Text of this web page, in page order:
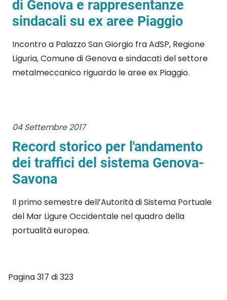
di Genova e rappresentanze
sindacali su ex aree Piaggio
Incontro a Palazzo San Giorgio fra AdSP, Regione
Liguria, Comune di Genova e sindacati del settore
metalmeccanico riguardo le aree ex Piaggio.
04 Settembre 2017
Record storico per l'andamento
dei traffici del sistema Genova-
Savona
Il primo semestre dell’Autorità di Sistema Portuale
del Mar Ligure Occidentale nel quadro della
portualità europea.
Pagina 317 di 323